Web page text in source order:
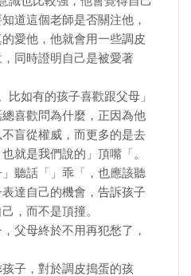
道這個老師是否關注他，
愛他，他就會用一些調皮
同時證明自己是被愛著
如有的孩子喜歡跟父母」
喜歡問為什麼，正因為他
盲從權威，而更多的是去
就是我們說的」頂嘴「。
聽話「」乖「，也應該聽
達自己的機會，告訴孩子
，而不是頂撞。
父母終於不用再犯愁了，
子，對於調皮搗蛋的孩